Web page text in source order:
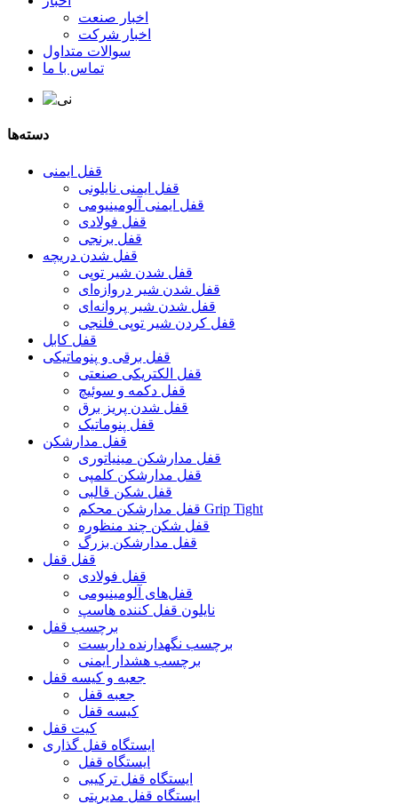
اخبار صنعت
اخبار شرکت
سوالات متداول
تماس با ما
دسته‌ها
قفل ایمنی
قفل ایمنی نایلونی
قفل ایمنی آلومینیومی
قفل فولادی
قفل برنجی
قفل شدن دریچه
قفل شدن شیر توپی
قفل شدن شیر دروازه‌ای
قفل شدن شیر پروانه‌ای
قفل کردن شیر توپی فلنجی
قفل کابل
قفل برقی و پنوماتیکی
قفل الکتریکی صنعتی
قفل دکمه و سوئیچ
قفل شدن پریز برق
قفل پنوماتیک
قفل مدارشکن
قفل مدارشکن مینیاتوری
قفل مدارشکن کلمپی
قفل شکن قالبی
قفل مدارشکن محکم Grip Tight
قفل شکن چند منظوره
قفل مدارشکن بزرگ
قفل قفل
قفل فولادی
قفل‌های آلومینیومی
نایلون قفل کننده هاسپ
برچسب قفل
برچسب نگهدارنده داربست
برچسب هشدار ایمنی
جعبه و کیسه قفل
جعبه قفل
کیسه قفل
کیت قفل
ایستگاه قفل گذاری
ایستگاه قفل
ایستگاه قفل ترکیبی
ایستگاه قفل مدیریتی